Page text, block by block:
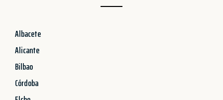
Albacete
Alicante
Bilbao
Córdoba